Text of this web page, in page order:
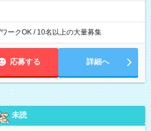
ークOK / 10名以上の大量募集
応募する 詳細へ
未読